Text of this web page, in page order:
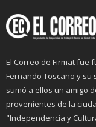
El Correo de Firmat fue
Fernando Toscano y su
sumó a ellos un amigo
provenientes de la
"Independencia y